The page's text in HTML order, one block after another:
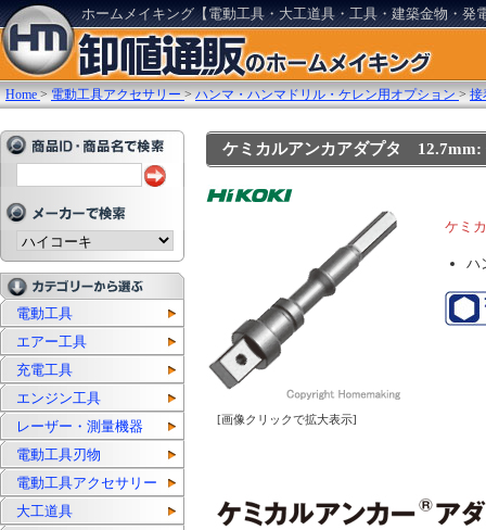
ホームメイキング【電動工具・大工道具・工具・建築金物・発
Home >電動工具アクセサリー >ハンマ・ハンマドリル・ケレン用オプション >接
電動工具
エアー工具
充電工具
エンジン工具
レーザー・測量機器
電動工具刃物
電動工具アクセサリー
大工道具
ケミカルアンカアダプタ 12.7mm:
[画像クリックで拡大表示]
ケミ
ハ